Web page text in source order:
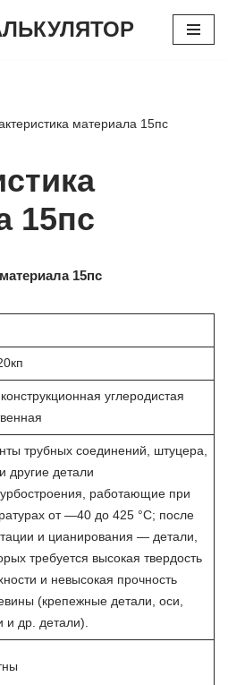
материала 15пс
15пс
15пс
углеродистая
трубных соединений, штуцера,
другие детали
работающие при
от —40 до 425 °С; после
и цианирования — детали,
требуется высокая твердость
и невысокая прочность
(крепежные детали, оси,
и др. детали).